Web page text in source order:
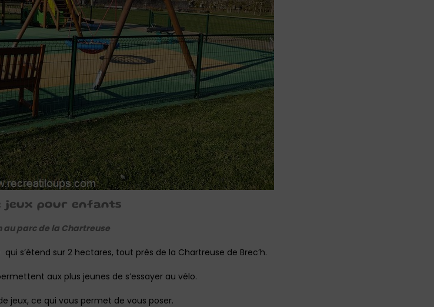
jeux pour enfants
au parc de la Chartreuse
s’étend sur 2 hectares, tout près de la Chartreuse de Brec’h.
aux plus jeunes de s’essayer au vélo.
jeux, ce qui vous permet de vous poser.